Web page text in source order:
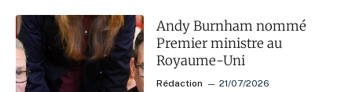
Andy Burnham nommé
Premier ministre au
Royaume-Uni
Rédaction 21/07/2026